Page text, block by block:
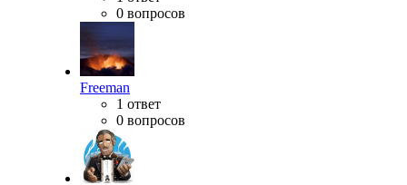
0 вопросов
Freeman
1 ответ
0 вопросов